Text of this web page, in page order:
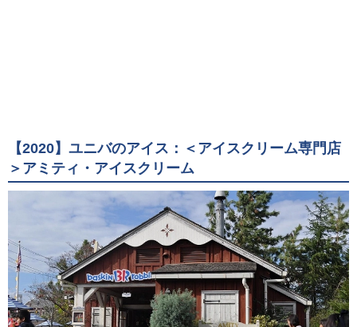
【2020】ユニバのアイス：＜アイスクリーム専門店
＞アミティ・アイスクリーム